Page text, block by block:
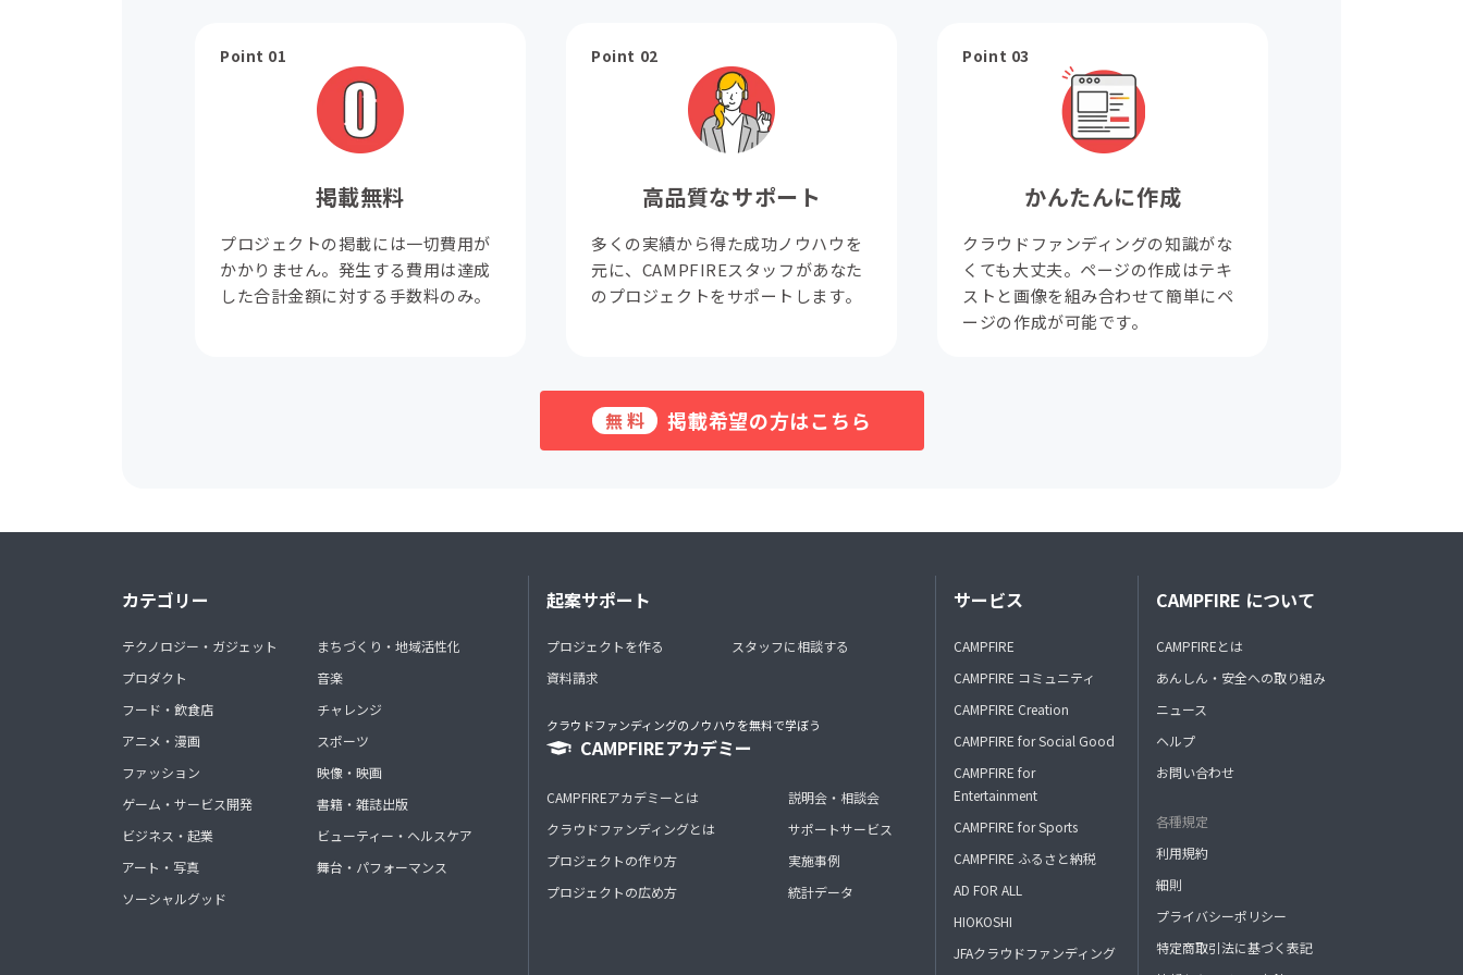
Point 01
掲載無料
プロジェクトの掲載には一切費用が
かかりません。発生する費用は達成
した合計金額に対する手数料のみ。
Point 02
高品質なサポート
多くの実績から得た成功ノウハウを
元に、CAMPFIREスタッフがあなた
のプロジェクトをサポートします。
Point 03
かんたんに作成
クラウドファンディングの知識がな
くても大丈夫。ページの作成はテキ
ストと画像を組み合わせて簡単にペ
ージの作成が可能です。
無料 掲載希望の方はこちら
カテゴリー
テクノロジー・ガジェット
プロダクト
フード・飲食店
アニメ・漫画
ファッション
ゲーム・サービス開発
ビジネス・起業
アート・写真
ソーシャルグッド
まちづくり・地域活性化
音楽
チャレンジ
スポーツ
映像・映画
書籍・雑誌出版
ビューティー・ヘルスケア
舞台・パフォーマンス
起案サポート
プロジェクトを作る
資料請求
スタッフに相談する
クラウドファンディングのノウハウを無料で学ぼう
CAMPFIREアカデミー
CAMPFIREアカデミーとは
クラウドファンディングとは
プロジェクトの作り方
プロジェクトの広め方
説明会・相談会
サポートサービス
実施事例
統計データ
サービス
CAMPFIRE
CAMPFIRE コミュニティ
CAMPFIRE Creation
CAMPFIRE for Social Good
CAMPFIRE for
Entertainment
CAMPFIRE for Sports
CAMPFIRE ふるさと納税
AD FOR ALL
HIOKOSHI
JFAクラウドファンディング
CAMPFIRE について
CAMPFIREとは
あんしん・安全への取り組み
ニュース
ヘルプ
お問い合わせ
各種規定
利用規約
細則
プライバシーポリシー
特定商取引法に基づく表記